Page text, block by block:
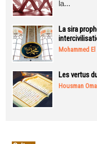
la...
La sira
Mohammed
Les vertus
Housman